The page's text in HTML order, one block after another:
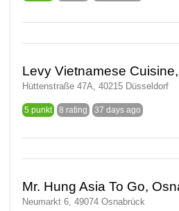
Levy Vietnamese
Hüttenstraße 47A, 40215 Düsseldorf
5 punkt 8 rating 37 days ago
Mr. Hung Asia To Go,
Neumarkt 6, 49074 Osnabrück